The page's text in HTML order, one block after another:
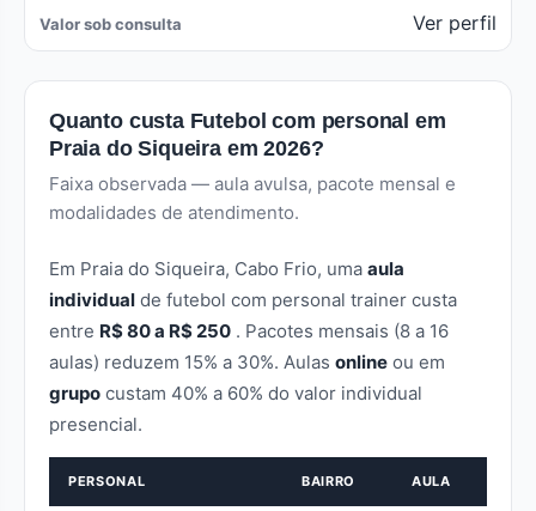
Valor sob consulta Ver perfil
Quanto custa Futebol com personal em
Praia do Siqueira em 2026?
Faixa observada — aula avulsa, pacote mensal e
modalidades de atendimento.
Em Praia do Siqueira, Cabo Frio, uma aula
individual de futebol com personal trainer custa
entre R$ 80 a R$ 250 . Pacotes mensais (8 a 16
aulas) reduzem 15% a 30%. Aulas online ou em
grupo custam 40% a 60% do valor individual
presencial.
PERSONAL BAIRRO AULA